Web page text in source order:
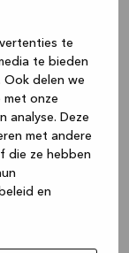
te
te bieden
Ook delen we
met onze
analyse. Deze
met andere
die ze hebben
en